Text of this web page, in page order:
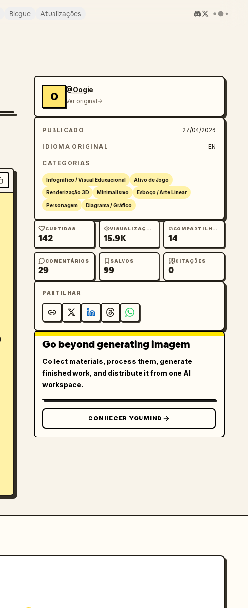
Blogue Atualizações
O
@Oogie
Ver original
PUBLICADO 27/04/2026
IDIOMA ORIGINAL EN
CATEGORIAS
Infográfico / Visual Educacional Ativo de Jogo
Renderização 3D Minimalismo Esboço / Arte Linear
Personagem Diagrama / Gráfico
CURTIDAS
142
VISUALIZAÇÕES
15.9K
COMPARTILHAMENTOS
14
COMENTÁRIOS
29
SALVOS
99
CITAÇÕES
0
PARTILHAR
Go beyond generating imagem
Collect materials, process them, generate
finished work, and distribute it from one AI
workspace.
CONHECER YOUMIND